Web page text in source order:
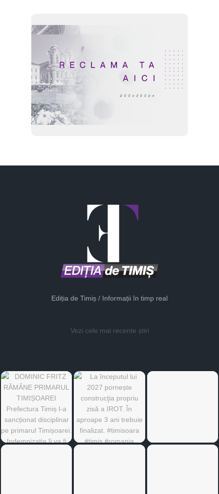
Ediția de Timiș / Informații în timp real
Vezi cele mai recente știri